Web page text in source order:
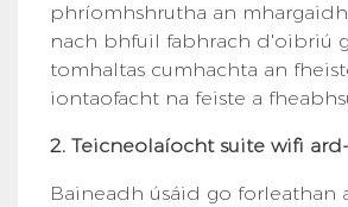
phríomhshrutha an
nach bhfuil fabhrach d'oibriú
tomhaltas cumhachta an
iontaofacht na feiste a
2. Teicneolaíocht suite wifi
Baineadh úsáid go